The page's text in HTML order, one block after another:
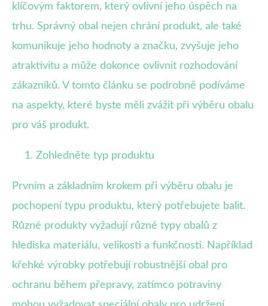
klíčovým faktorem, který ovlivní jeho úspěch na
trhu. Správný obal nejen chrání produkt, ale také
komunikuje jeho hodnoty a značku, zvyšuje jeho
atraktivitu a může dokonce ovlivnit rozhodování
zákazníků. V tomto článku se podrobně podíváme
na aspekty, které byste měli zvážit při výběru obalu
pro váš produkt.
Zohledněte typ produktu
Prvním a základním krokem při výběru obalu je
pochopení typu produktu, který potřebujete balit.
Různé produkty vyžadují různé typy obalů z
hlediska materiálu, velikosti a funkčnosti. Například
křehké výrobky potřebují robustnější obal pro
ochranu během přepravy, zatímco potraviny